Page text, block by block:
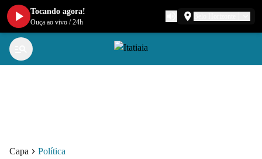
Capa Política
Tocando agora!
Ouça ao vivo /24h